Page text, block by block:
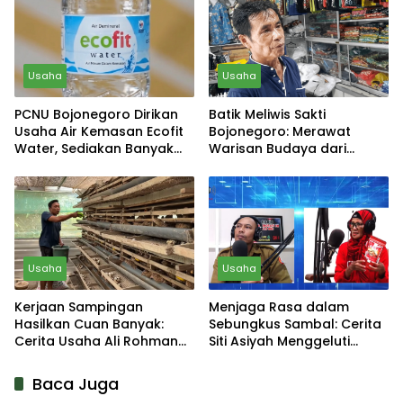
Usaha
PCNU Bojonegoro Dirikan
Usaha Air Kemasan Ecofit
Water, Sediakan Banyak
Usaha
Batik Meliwis Sakti
Bojonegoro: Merawat
Warisan Budaya dari
Usaha
Kerjaan Sampingan
Hasilkan Cuan Banyak:
Cerita Usaha Ali Rohman
Usaha
Menjaga Rasa dalam
Sebungkus Sambal: Cerita
Siti Asiyah Menggeluti
Baca Juga